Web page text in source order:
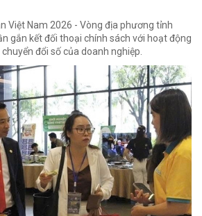
Việt Nam 2026 - Vòng địa phương tỉnh
gắn kết đối thoại chính sách với hoạt động
đổi số của doanh nghiệp.